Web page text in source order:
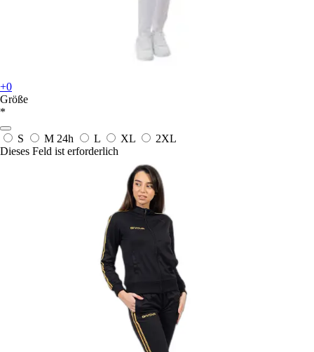
+0
Größe
*
S M 24h L XL
2XL
Dieses Feld ist erforderlich